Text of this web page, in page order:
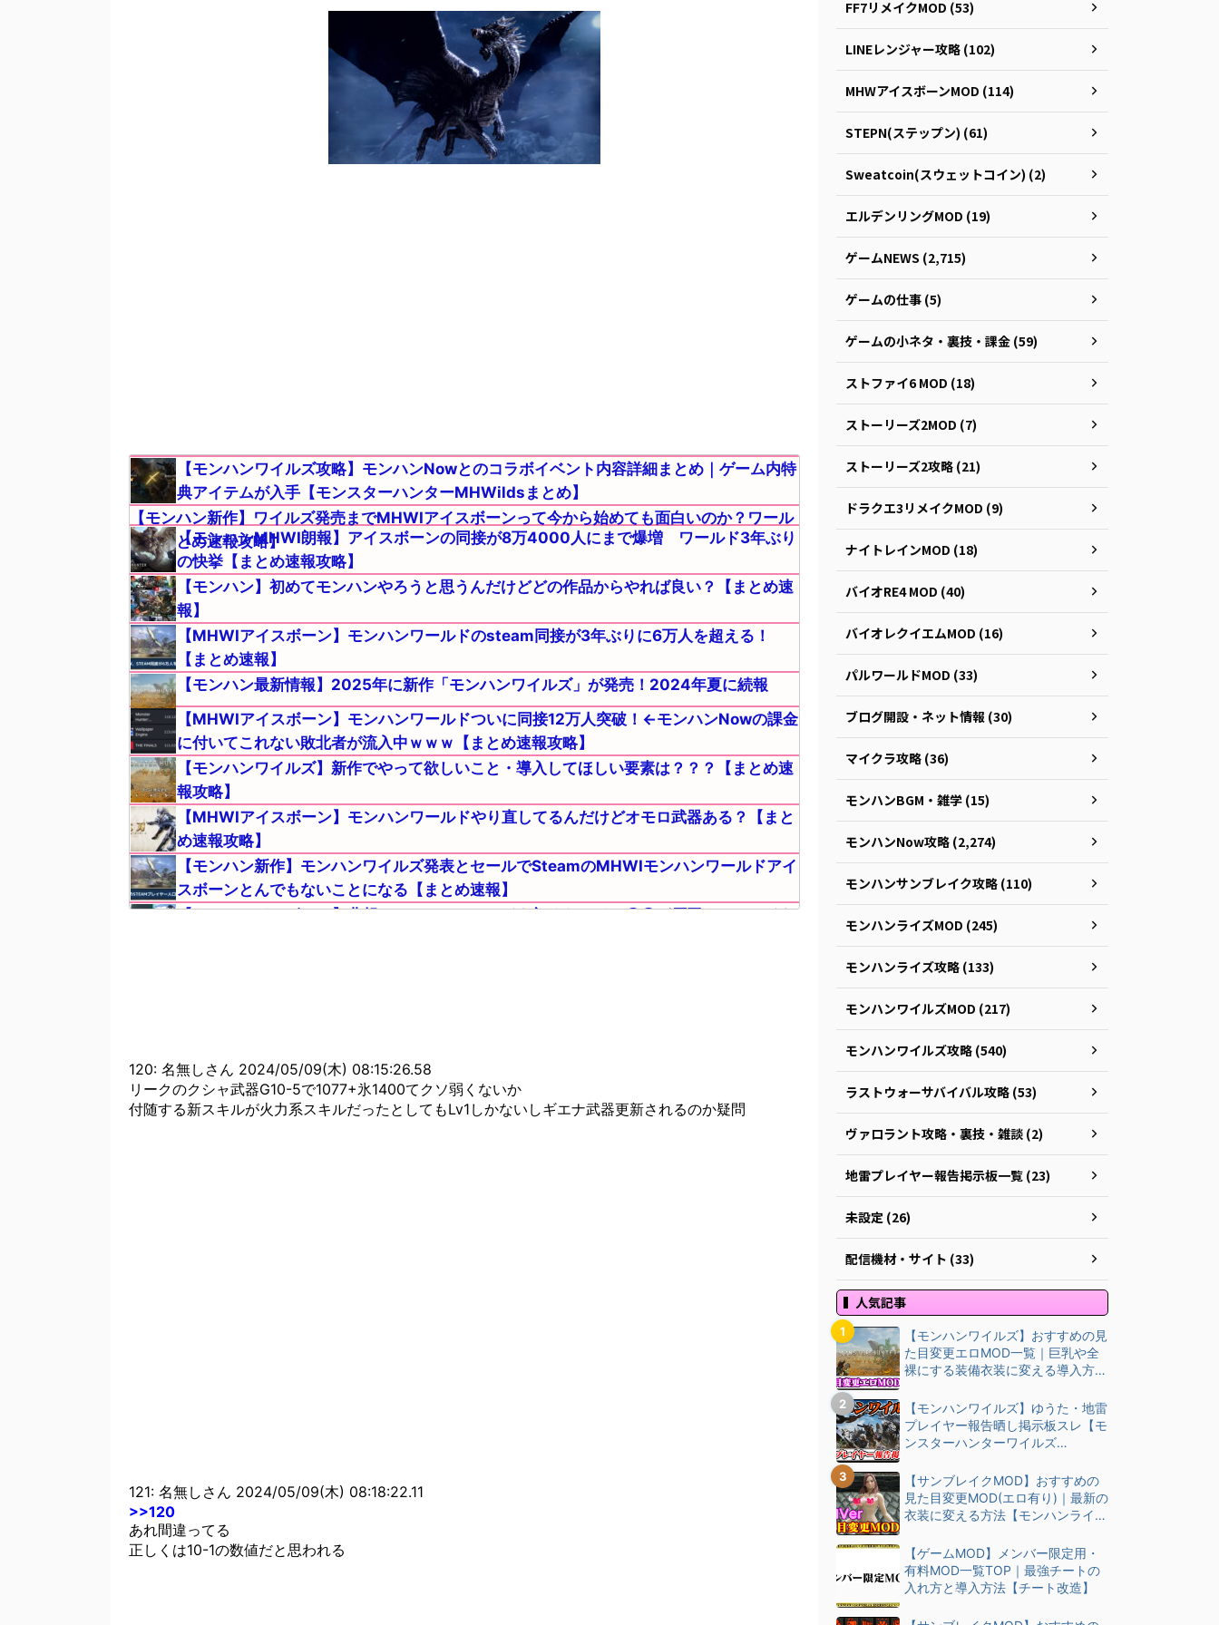
【モンハンワイルズ攻略】モンハンNowとのコラボイベント内容詳細まとめ｜ゲーム内特
典アイテムが入手【モンスターハンターMHWildsまとめ】
【モンハン新作】ワイルズ発売までMHWIアイスボーンって今から始めても面白いのか？ワール
ド【まとめ速報攻略】
【モンハンMHWI朗報】アイスボーンの同接が8万4000人にまで爆増 ワールド3年ぶり
の快挙【まとめ速報攻略】
【モンハン】初めてモンハンやろうと思うんだけどどの作品からやれば良い？【まとめ速
報】
【MHWIアイスボーン】モンハンワールドのsteam同接が3年ぶりに6万人を超える！
【まとめ速報】
【モンハン最新情報】2025年に新作「モンハンワイルズ」が発売！2024年夏に続報
【MHWIアイスボーン】モンハンワールドついに同接12万人突破！←モンハンNowの課金
に付いてこれない敗北者が流入中ｗｗｗ【まとめ速報攻略】
【モンハンワイルズ】新作でやって欲しいこと・導入してほしい要素は？？？【まとめ速
報攻略】
【MHWIアイスボーン】モンハンワールドやり直してるんだけどオモロ武器ある？【まと
め速報攻略】
【モンハン新作】モンハンワイルズ発表とセールでSteamのMHWIモンハンワールドアイ
スボーンとんでもないことになる【まとめ速報】
【MHWIアイスボーン】悲報！モンハンワールドを初めたワイ、〇〇が原因でワールドを
【モンハンNow】注意！作って後悔した武器がこちら！！！！！【まとめ速報攻略】
【モンハンNow】マルチプレイでライトボウガンの散弾って嫌がられる？？？【まとめ速
報攻略】
120: 名無しさん 2024/05/09(木) 08:15:26.58
リークのクシャ武器G10-5で1077+氷1400てクソ弱くないか
付随する新スキルが火力系スキルだったとしてもLv1しかないしギエナ武器更新されるのか疑問
121: 名無しさん 2024/05/09(木) 08:18:22.11
>>120
あれ間違ってる
正しくは10-1の数値だと思われる
FF7リメイクMOD (53)
LINEレンジャー攻略 (102)
MHWアイスボーンMOD (114)
STEPN(ステップン) (61)
Sweatcoin(スウェットコイン) (2)
エルデンリングMOD (19)
ゲームNEWS (2,715)
ゲームの仕事 (5)
ゲームの小ネタ・裏技・課金 (59)
ストファイ6 MOD (18)
ストーリーズ2MOD (7)
ストーリーズ2攻略 (21)
ドラクエ3リメイクMOD (9)
ナイトレインMOD (18)
バイオRE4 MOD (40)
バイオレクイエムMOD (16)
パルワールドMOD (33)
ブログ開設・ネット情報 (30)
マイクラ攻略 (36)
モンハンBGM・雑学 (15)
モンハンNow攻略 (2,274)
モンハンサンブレイク攻略 (110)
モンハンライズMOD (245)
モンハンライズ攻略 (133)
モンハンワイルズMOD (217)
モンハンワイルズ攻略 (540)
ラストウォーサバイバル攻略 (53)
ヴァロラント攻略・裏技・雑談 (2)
地雷プレイヤー報告掲示板一覧 (23)
未設定 (26)
配信機材・サイト (33)
人気記事
【モンハンワイルズ】おすすめの見
た目変更エロMOD一覧｜巨乳や全
裸にする装備衣装に変える導入方
【モンハンワイルズ】ゆうた・地雷
プレイヤー報告晒し掲示板スレ【モ
ンスターハンターワイルズ
【サンブレイクMOD】おすすめの
見た目変更MOD(エロ有り)｜最新の
衣装に変える方法【モンハンライズ
【ゲームMOD】メンバー限定用・
有料MOD一覧TOP｜最強チートの
入れ方と導入方法【チート改造】